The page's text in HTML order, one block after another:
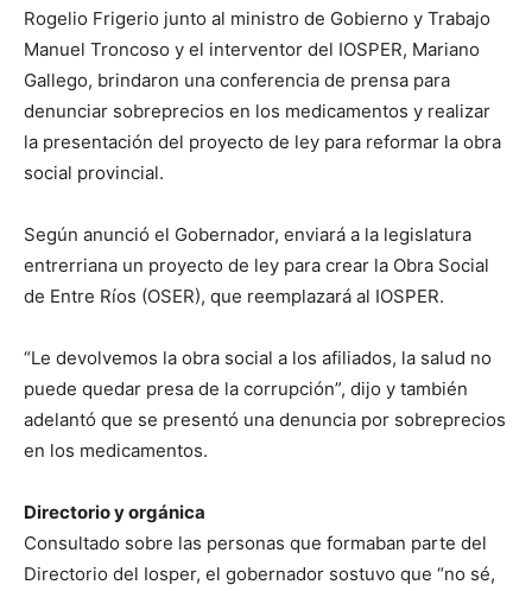
Rogelio Frigerio junto al ministro de Gobierno y Trabajo
Manuel Troncoso y el interventor del IOSPER, Mariano
Gallego, brindaron una conferencia de prensa para
denunciar sobreprecios en los medicamentos y realizar
la presentación del proyecto de ley para reformar la obra
social provincial.
Según anunció el Gobernador, enviará a la legislatura
entrerriana un proyecto de ley para crear la Obra Social
de Entre Ríos (OSER), que reemplazará al IOSPER.
“Le devolvemos la obra social a los afiliados, la salud no
puede quedar presa de la corrupción”, dijo y también
adelantó que se presentó una denuncia por sobreprecios
en los medicamentos.
Directorio y orgánica
Consultado sobre las personas que formaban parte del
Directorio del Iosper, el gobernador sostuvo que “no sé,